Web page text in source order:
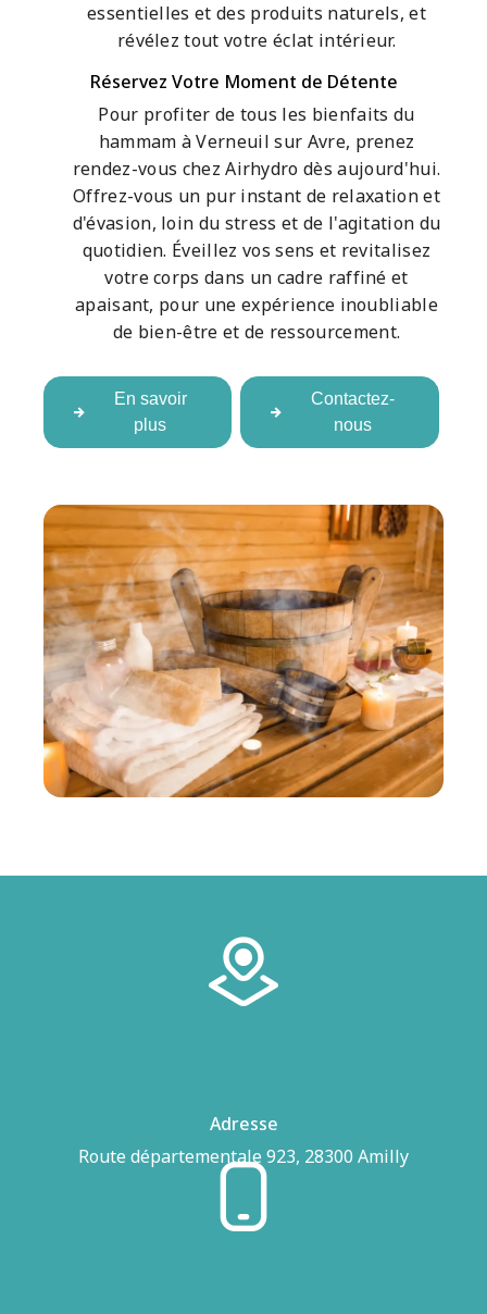
essentielles et des produits naturels, et
révélez tout votre éclat intérieur.
Réservez Votre Moment de Détente
Pour profiter de tous les bienfaits du
hammam à Verneuil sur Avre, prenez
rendez-vous chez Airhydro dès aujourd'hui.
Offrez-vous un pur instant de relaxation et
d'évasion, loin du stress et de l'agitation du
quotidien. Éveillez vos sens et revitalisez
votre corps dans un cadre raffiné et
apaisant, pour une expérience inoubliable
de bien-être et de ressourcement.
En savoir
plus
Contactez-
nous
Adresse
Route départementale 923, 28300 Amilly